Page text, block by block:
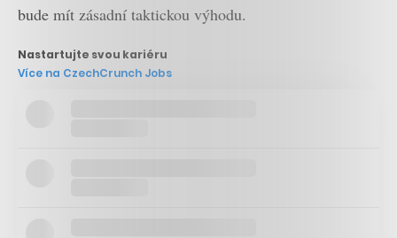
bude mít zásadní taktickou výhodu.
Nastartujte svou kariéru
Více na CzechCrunch Jobs